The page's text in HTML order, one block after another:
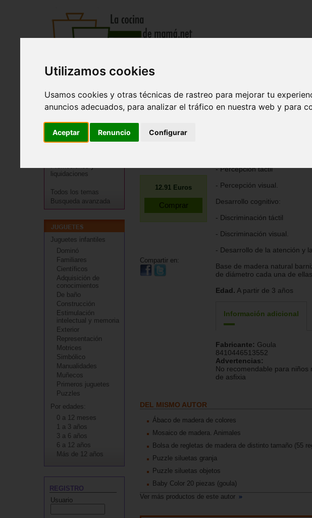
Utilizamos cookies
Usamos cookies y otras técnicas de rastreo para mejorar tu
anuncios adecuados, para analizar el tráfico en nuestra web y para
Aceptar Renuncio Configurar
Recetas Tienda Actualidad
Cocineros destacados
Especialidades
Menú
Promociones y
liquidaciones
Todos los temas
Busqueda avanzada
Juguetes infantiles
Dominó
Familiares
Científicos
Adquisición de
conocimientos
De baño
Construcción
Estimulación
intelectual y memoria
Exterior
Representación
Motrices
Simbólico
Manualidades
Muñecos
Primeros juguetes
Puzzles
Por edades:
0 a 12 meses
1 a 3 años
3 a 6 años
6 a 12 años
Más de 12 años
REGISTRO
Usuario
12.91 Euros
Compartir en:
Juego táctil
- Percepción táctil
- Percepción visual.
Desarrollo cognitivo:
- Discriminación táctil
- Discriminación visual.
- Desarrollo de la atención y
Base de madera natural
de diámetro cada una de
Edad. A partir de 3 años
Información adicional
Fabricante: Goula
8410446513552
Advertencias:
No recomendable para niños
de asfixia
DEL MISMO AUTOR
Ábaco de madera de colores
Mosaico de madera. Animales
Bolsa de regletas de madera de distinto tamaño (55
Puzzle siluetas granja
Puzzle siluetas objetos
Baby Color 20 piezas (goula)
Ver más productos de este autor